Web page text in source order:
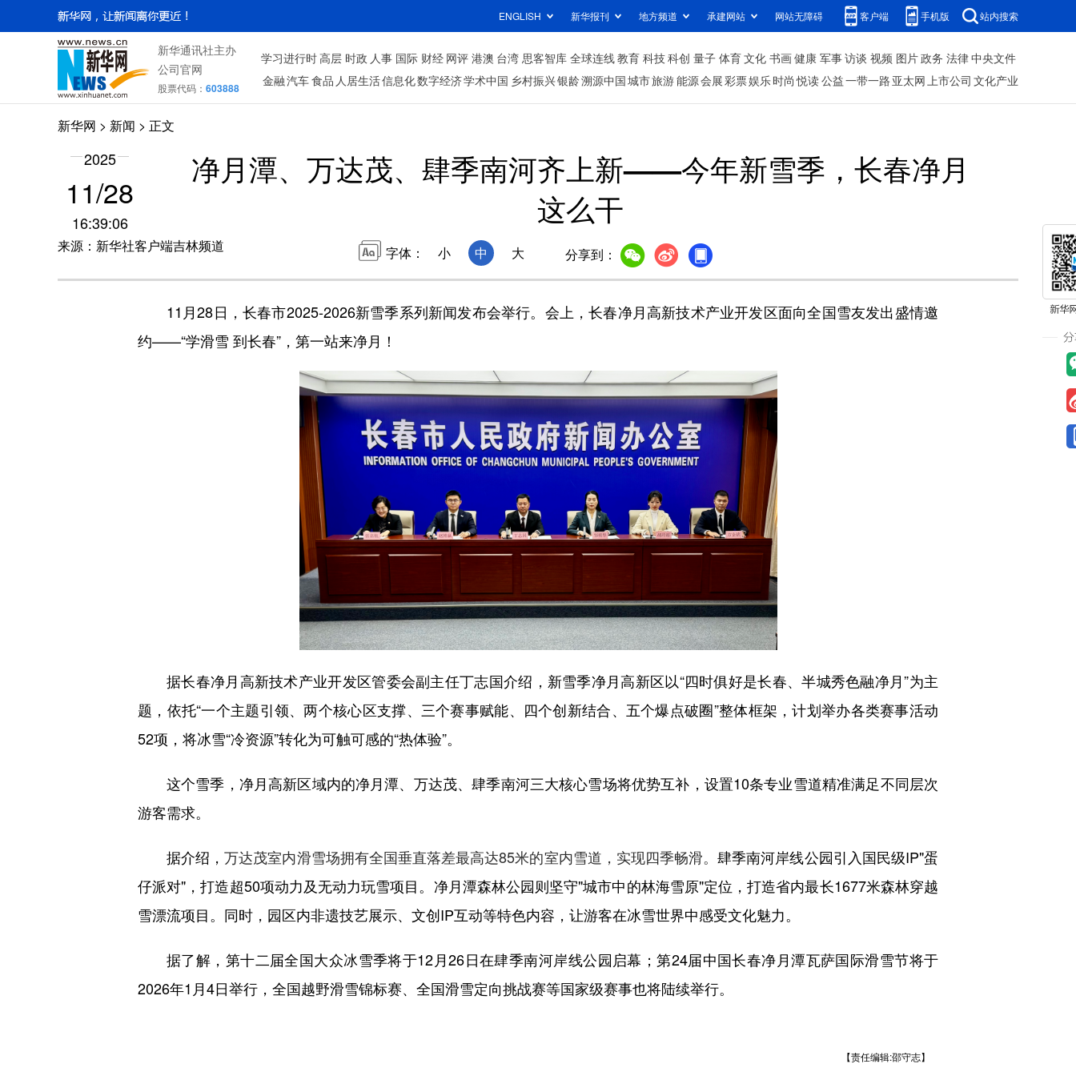
ENGLISH 新华报刊 地方频道 承建网站 网站无障碍 客户端 手机版 站内搜索
新华通讯社主办
公司官网
股票代码： 603888
学习进行时高层 时政 人事 国际 财经 网评 港澳 台湾 思客智库 全球连线教育 科技科创 量子 体育文化 书画健康 军事访谈 视频 图片政务 法律中央文件
金融汽车食品 人居生活信息化数字经济学术中国 乡村振兴银龄溯源中国城市旅游能源会展彩票娱乐时尚 悦读公益一带一路 亚太网上市公司 文化产业
新华网 > 新闻 > 正文
2025
11/28
16:39:06
来源：新华社客户端吉林频道
净月潭、万达茂、肆季南河齐上新——今年新雪季，长春净月
这么干
字体： 小 中 大 分享到：
11月28日，长春市2025-2026新雪季系列新闻发布会举行。会上，长春净月高新技术产业开发区面向全国雪友发出盛情邀
约——“学滑雪 到长春”，第一站来净月！
据长春净月高新技术产业开发区管委会副主任丁志国介绍，新雪季净月高新区以“四时俱好是长春、半城秀色融净月”为主
题，依托“一个主题引领、两个核心区支撑、三个赛事赋能、四个创新结合、五个爆点破圈”整体框架，计划举办各类赛事活动
52项，将冰雪“冷资源”转化为可触可感的“热体验”。
这个雪季，净月高新区域内的净月潭、万达茂、肆季南河三大核心雪场将优势互补，设置10条专业雪道精准满足不同层次
游客需求。
据介绍，万达茂室内滑雪场拥有全国垂直落差最高达85米的室内雪道，实现四季畅滑。肆季南河岸线公园引入国民级IP"蛋
仔派对"，打造超50项动力及无动力玩雪项目。净月潭森林公园则坚守"城市中的林海雪原"定位，打造省内最长1677米森林穿越
雪漂流项目。同时，园区内非遗技艺展示、文创IP互动等特色内容，让游客在冰雪世界中感受文化魅力。
据了解，第十二届全国大众冰雪季将于12月26日在肆季南河岸线公园启幕；第24届中国长春净月潭瓦萨国际滑雪节将于
2026年1月4日举行，全国越野滑雪锦标赛、全国滑雪定向挑战赛等国家级赛事也将陆续举行。
【责任编辑:邵守志】